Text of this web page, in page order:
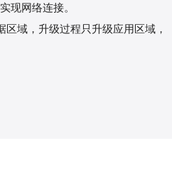
现网络连接。
域，升级过程只升级应用区域，